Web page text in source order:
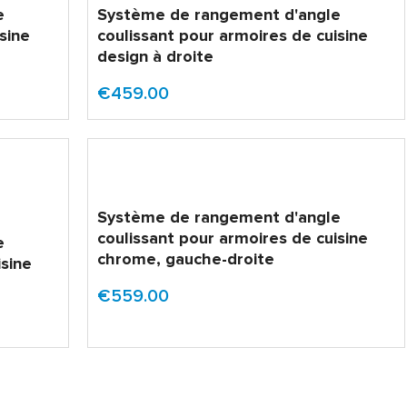
Système de rangement d'angle
coulissant pour armoires de cuisine
design à droite
€459.00
Système de rangement d'angle
coulissant pour armoires de cuisine
chrome, gauche-droite
€559.00